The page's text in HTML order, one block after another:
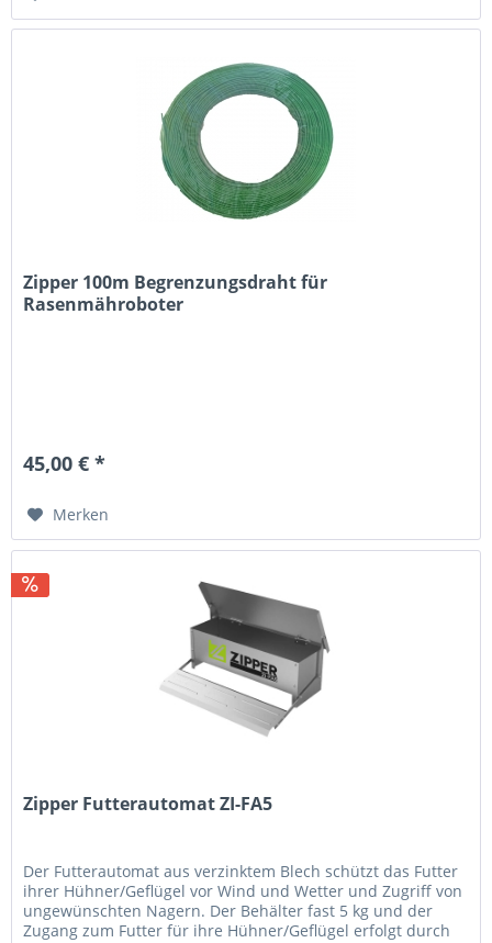
Zipper 100m Begrenzungsdraht für
Rasenmähroboter
45,00 € *
Merken
Zipper Futterautomat ZI-FA5
Der Futterautomat aus verzinktem Blech schützt das Futter
ihrer Hühner/Geflügel vor Wind und Wetter und Zugriff von
ungewünschten Nagern. Der Behälter fast 5 kg und der
Zugang zum Futter für ihre Hühner/Geflügel erfolgt durch